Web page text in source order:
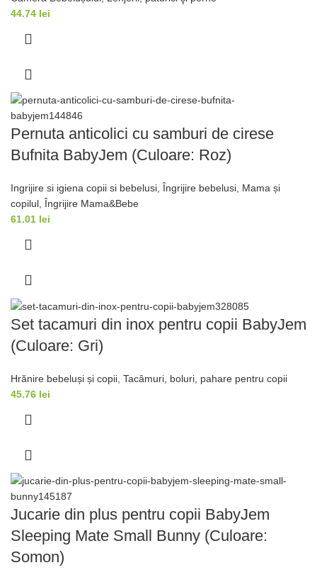
44.74 lei
Pernuta anticolici cu samburi de cirese
Bufnita BabyJem (Culoare: Roz)
Ingrijire si igiena copii si bebelusi Îngrijire bebelusi Mama și
copilul Îngrijire Mama&Bebe
61.01 lei
Set tacamuri din inox pentru copii BabyJem
(Culoare: Gri)
Hrănire bebeluși și copii, Tacâmuri, boluri, pahare pentru copii
45.76 lei
Jucarie din plus pentru copii BabyJem
Sleeping Mate Small Bunny (Culoare:
Somon)